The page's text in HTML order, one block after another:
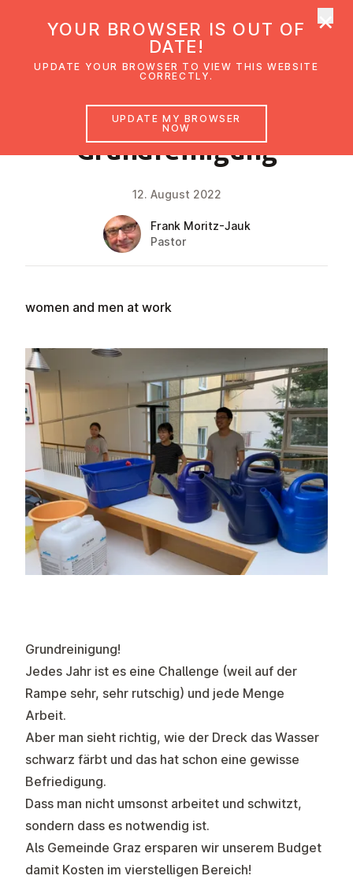
Grundrein­i­gung
NEWS
12. August 2022
Frank Moritz-Jauk
Pastor
women and men at work
Grundreinigung!
Jedes Jahr ist es eine Challenge (weil auf der
Rampe sehr, sehr rutschig) und jede Menge
Arbeit.
Aber man sieht richtig, wie der Dreck das Wasser
schwarz färbt und das hat schon eine gewisse
Befriedigung.
Dass man nicht umsonst arbeitet und schwitzt,
sondern dass es notwendig ist.
Als Gemeinde Graz ersparen wir unserem Budget
damit Kosten im vierstelligen Bereich!
YOUR BROWSER IS OUT OF
DATE!
UPDATE YOUR BROWSER TO VIEW THIS WEBSITE
CORRECTLY.
UPDATE MY BROWSER
NOW
×